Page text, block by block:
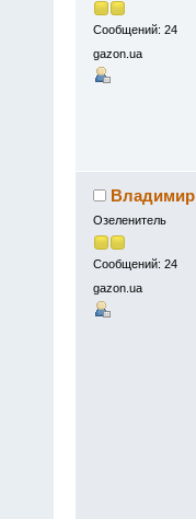
Сообщений: 24
gazon.ua
Владимир
Озеленитель
Сообщений: 24
gazon.ua